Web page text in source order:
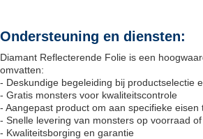
Ondersteuning en diensten:
Diamant Reflecterende Folie is een
omvatten:
- Deskundige begeleiding bij productselectie
- Gratis monsters voor kwaliteitscontrole
- Aangepast product om aan specifieke eisen
- Snelle levering van monsters op voorraad
- Kwaliteitsborging en garantie